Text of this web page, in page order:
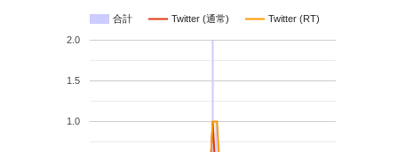
合計 Twitter (通常) Twitter (RT)
1.0
1.5
2.0